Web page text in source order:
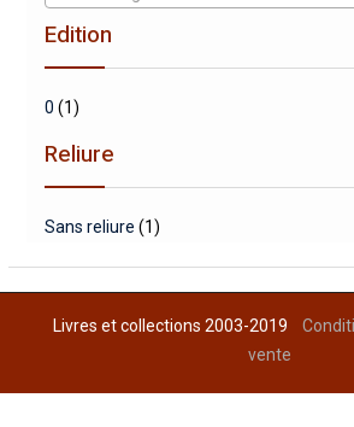
Edition
0 (1)
Reliure
Sans reliure (1)
Livres et collections 2003-2019
vente